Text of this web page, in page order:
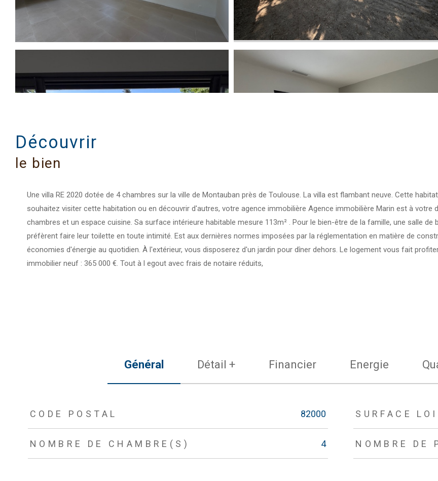
découvrir
le bien
Une villa RE 2020 dotée de 4 chambres sur la ville de Montauban près de Toulouse. La villa est flambant neuve. Cette
souhaitez visiter cette habitation ou en découvrir d'autres, votre agence immobilière Agence immobilière Marin est à
chambres et un espace cuisine. Sa surface intérieure habitable mesure 113m² . Pour le bien-être de la famille, une salle
préfèrent faire leur toilette en toute intimité. Est aux dernières normes imposées par la réglementation en matière de
économies d'énergie au quotidien. À l'extérieur, vous disposerez d'un jardin pour dîner dehors. Le logement vous fait
immobilier neuf : 365 000 €. Tout à l egout avec frais de notaire réduits,
Général Détail + Financier Energie
TRAD_ZEPHYR_Caracteristique
CODE POSTAL 82000 SURFACE
NOMBRE DE CHAMBRE(S) 4 NOMBRE DE